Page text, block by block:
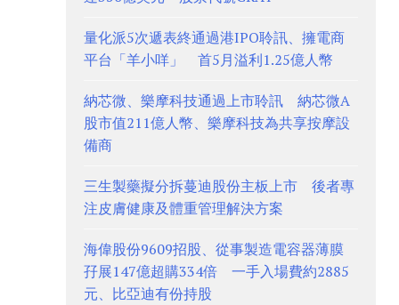
量化派5次遞表終通過港IPO聆訊、擁電商
平台「羊小咩」 首5月溢利1.25億人幣
納芯微、樂摩科技通過上市聆訊 納芯微A
股市值211億人幣、樂摩科技為共享按摩設
備商
三生製藥擬分拆蔓迪股份主板上市 後者專
注皮膚健康及體重管理解決方案
海偉股份9609招股、從事製造電容器薄膜
孖展147億超購334倍 一手入場費約2885
元、比亞迪有份持股